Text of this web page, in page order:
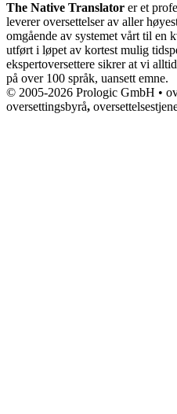
The Native Translator er et
leverer oversettelser av aller
omgående av systemet vårt til en
utført i løpet av kortest mulig
ekspertoversettere sikrer at vi
på over 100 språk, uansett emne.
© 2005-2026 Prologic GmbH •
oversettingsbyrå,